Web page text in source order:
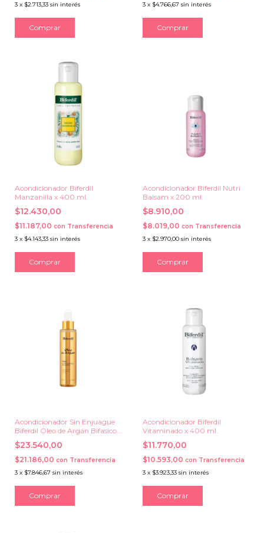
3 x $2.713,33 sin interés
3 x $4.766,67 sin interés
Acondicionador Biferdil
Manzanilla x 400 ml.
$12.430,00
$11.187,00 con Transferencia
3 x $4.143,33 sin interés
Acondicionador Biferdil Nutri
Balsam x 200 ml.
$8.910,00
$8.019,00 con Transferencia
3 x $2.970,00 sin interés
Acondicionador Sin Enjuague
Biferdil Oleo de Argán Bifasico
x 150 ml.
$23.540,00
$21.186,00 con Transferencia
3 x $7.846,67 sin interés
Acondicionador Biferdil
Vitaminado x 400 ml.
$11.770,00
$10.593,00 con Transferencia
3 x $3.923,33 sin interés